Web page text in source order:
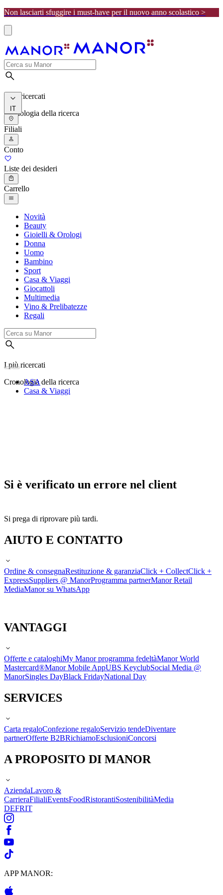
Non lasciarti sfuggire i must-have per il nuovo anno scolastico >
I più ricercati
Cronologia della ricerca
IT
Filiali
Conto
Liste dei desideri
Carrello
Novità
Beauty
Gioielli & Orologi
Donna
Uomo
Bambino
Sport
Casa & Viaggi
Giocattoli
Multimedia
Vino & Prelibatezze
Regali
I più ricercati
Cronologia della ricerca
ASA
Casa & Viaggi
Si è verificato un errore nel client
Si prega di riprovare più tardi.
AIUTO E CONTATTO
Ordine & consegnaRestituzione & garanziaClick + CollectClick +
ExpressSuppliers @ ManorProgramma partnerManor Retail
MediaManor su WhatsApp
VANTAGGI
Offerte e cataloghiMy Manor programma fedeltàManor World
Mastercard®Manor Mobile AppUBS KeyclubSocial Media @
ManorSingles DayBlack FridayNational Day
SERVICES
Carta regaloConfezione regaloServizio tendeDiventare
partnerOfferte B2BRichiamoEsclusioniConcorsi
A PROPOSITO DI MANOR
AziendaLavoro &
CarrieraFilialiEventsFoodRistorantiSostenibilitàMedia
DEFRIT
APP MANOR: